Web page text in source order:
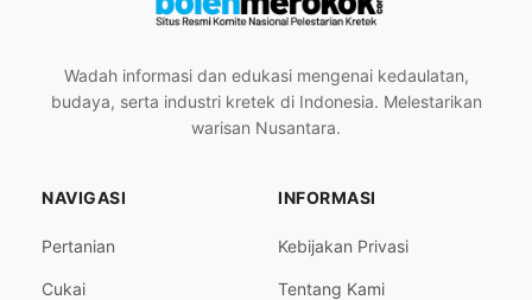
Wadah informasi dan edukasi mengenai kedaulatan,
budaya, serta industri kretek di Indonesia. Melestarikan
warisan Nusantara.
NAVIGASI
Pertanian
Cukai
INFORMASI
Kebijakan Privasi
Tentang Kami